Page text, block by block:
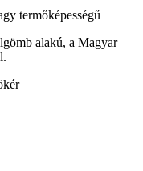
termőképességű
alakú, a Magyar